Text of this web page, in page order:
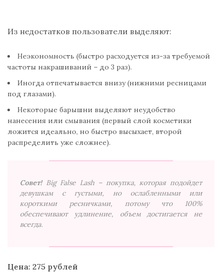
Из недостатков пользователи выделяют:
Неэкономность (быстро расходуется из-за требуемой
частоты накрашиваний – до 3 раз).
Иногда отпечатывается внизу (нижними ресницами
под глазами).
Некоторые барышни выделяют неудобство
нанесения или смывания (первый слой косметики
ложится идеально, но быстро высыхает, второй
распределить уже сложнее).
Совет!Big False Lash – покупка, которая подойдет
девушкам с густыми, но ослабленными или
короткими ресничками, потому что 100%
обеспечивают удлинение, объем достигается не
всегда.
Цена: 275 рублей